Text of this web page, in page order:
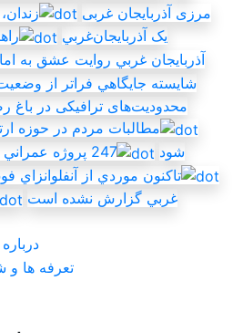
مرزی آذربایجان ‌غربی
يک آذربايجان‌غربي
آذربايجان غربي روايت عشق به
شايسته جايگاهي فراتر از
محدودیت‌های ترافیکی در باغ
مطالبات مردم در حوزه
شود
247 پروژه عمراني در اروميه در حال اجراست
تاکنون موردي از آنفلوانزاي
غربي گزارش نشده است
تعرفه ها و